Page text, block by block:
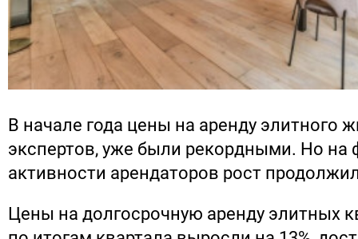
В начале года цены на аренду элитного
экспертов, уже были рекордными. Но на
активности арендаторов рост
Цены на долгосрочную аренду элитных